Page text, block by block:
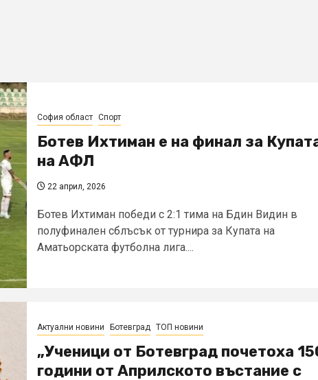
София област Спорт
Ботев Ихтиман е на финал за
на АФЛ
22 април, 2026
Ботев Ихтиман победи с 2:1 тима на Бдин Видин в
полуфинален сблъсък от турнира за Купата на
Аматьорската футболна лига....
Актуални новини Ботевград ТОП новини
„Ученици от Ботевград почетоха
години от Априлското въстание с